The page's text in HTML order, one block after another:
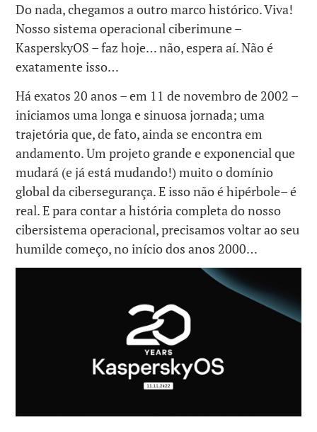
Do nada, chegamos a outro marco histórico. Viva!
Nosso sistema operacional ciberimune –
KasperskyOS – faz hoje… não, espera aí. Não é
exatamente isso…
Há exatos 20 anos – em 11 de novembro de 2002 –
iniciamos uma longa e sinuosa jornada; uma
trajetória que, de fato, ainda se encontra em
andamento. Um projeto grande e exponencial que
mudará (e já está mudando!) muito o domínio
global da cibersegurança. E isso não é hipérbole– é
real. E para contar a história completa do nosso
cibersistema operacional, precisamos voltar ao seu
humilde começo, no início dos anos 2000…